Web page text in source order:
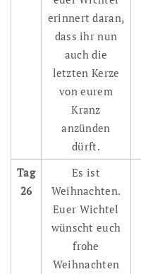
erinnert daran,
dass ihr nun
auch die
letzten Kerze
von eurem
Kranz
anzünden
dürft.
Tag
26
Es ist
Weihnachten.
Euer Wichtel
wünscht euch
frohe
Weihnachten